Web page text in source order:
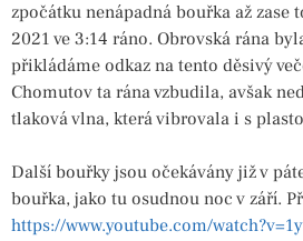
zpočátku nenápadná bouřka až
2021 ve 3:14 ráno. Obrovská rána
přikládáme odkaz na tento děsivý
Chomutov ta rána vzbudila, avšak
tlaková vlna, která vibrovala i s
Další bouřky jsou očekávány již v
bouřka, jako tu osudnou noc v září.
https://www.youtube.com/